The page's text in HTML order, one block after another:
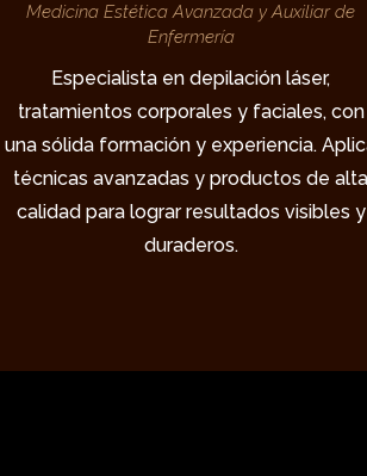
Medicina Estética Avanzada y Auxiliar de
Enfermería
Especialista en depilación láser,
tratamientos corporales y faciales, con
una sólida formación y experiencia.
técnicas avanzadas y productos de alta
calidad para lograr resultados visibles y
duraderos.